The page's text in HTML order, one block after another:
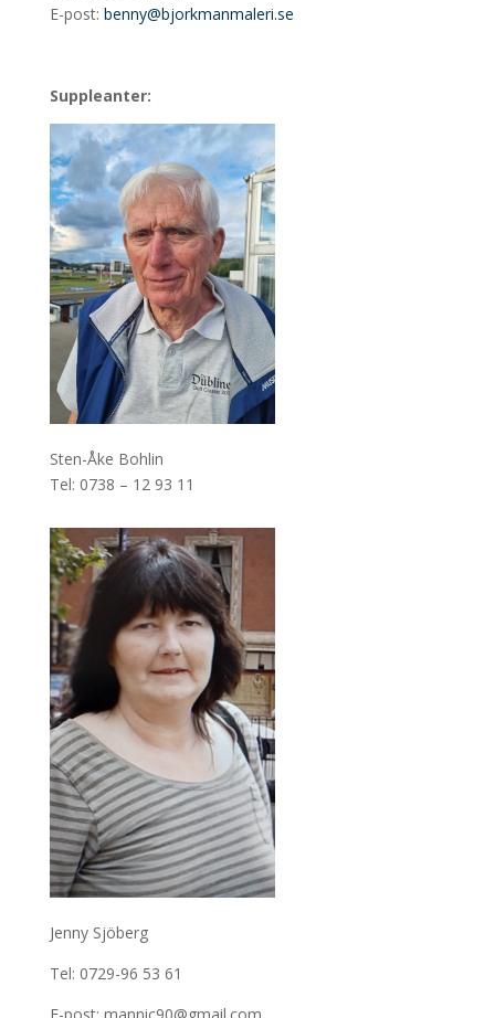
E-post: benny@bjorkmanmaleri.se
Suppleanter:
Sten-Åke Bohlin
Tel: 0738 – 12 93 11
Jenny Sjöberg
Tel: 0729-96 53 61
E-post: mannic90@gmail.com